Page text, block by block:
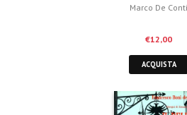
Marco De Conti
€12,00
ACQUISTA